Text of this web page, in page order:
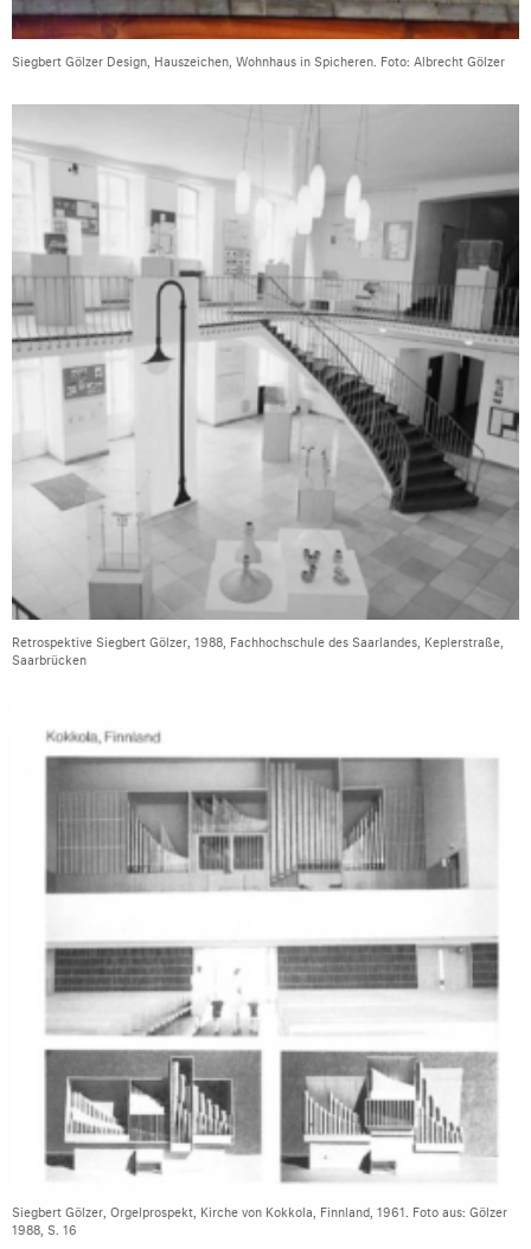
Siegbert Gölzer Design, Hauszeichen, Wohnhaus in Spicheren. Foto: Albrecht Gölzer
Retrospektive Siegbert Gölzer, 1988, Fachhochschule des Saarlandes, Keplerstraße,
Saarbrücken
Siegbert Gölzer, Orgelprospekt, Kirche von Kokkola, Finnland, 1961. Foto aus: Gölzer
1988, S. 16